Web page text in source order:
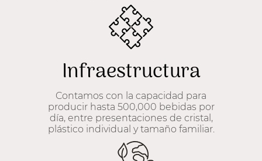
Infraestructura
Contamos con la capacidad para
producir hasta 500,000 bebidas por
día, entre presentaciones de cristal,
plástico individual y tamaño familiar.